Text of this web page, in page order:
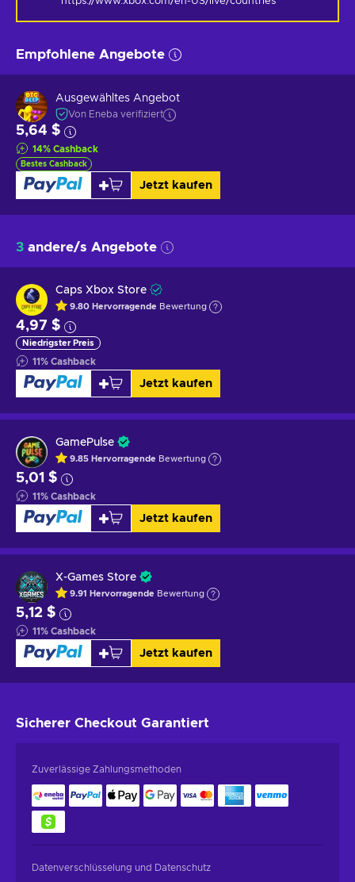
Empfohlene Angebote
Ausgewähltes Angebot
Von Eneba verifiziert
5,64 $
14% Cashback
Bestes Cashback
Jetzt kaufen
3 andere/s Angebote
Caps Xbox Store
9.80 Hervorragende Bewertung
4,97 $
Niedrigster Preis
11% Cashback
Jetzt kaufen
GamePulse
9.85 Hervorragende Bewertung
5,01 $
11% Cashback
Jetzt kaufen
X-Games Store
9.91 Hervorragende Bewertung
5,12 $
11% Cashback
Jetzt kaufen
Sicherer Checkout Garantiert
Zuverlässige Zahlungsmethoden
Datenverschlüsselung und Datenschutz